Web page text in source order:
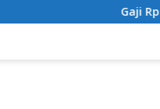
Gaji Rp3.300